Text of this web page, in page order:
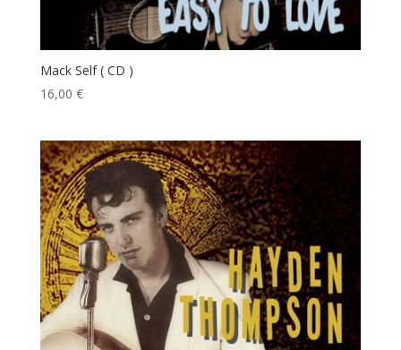
Mack Self ( CD )
16,00 €